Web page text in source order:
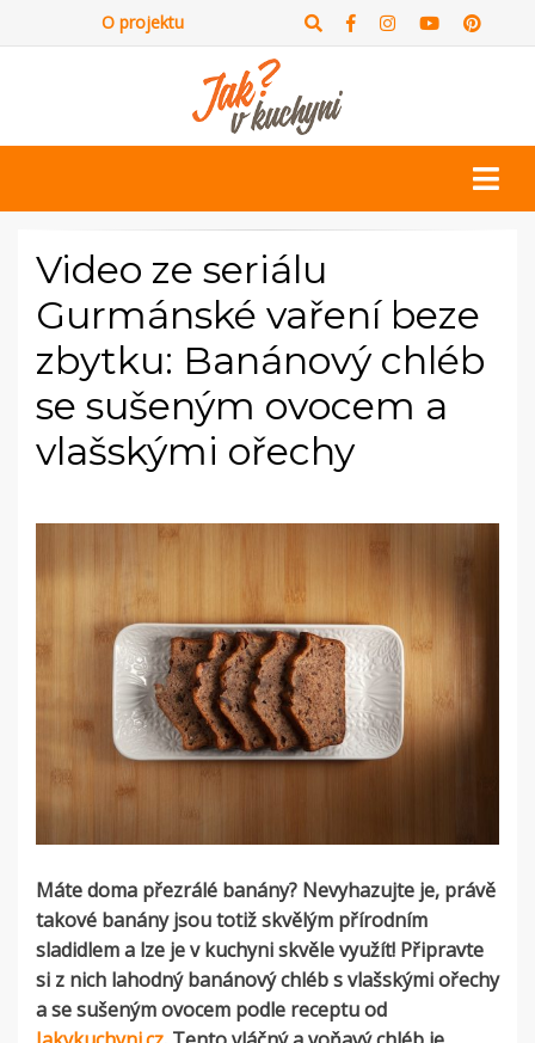
O projektu
Video ze seriálu
Gurmánské vaření beze
zbytku: Banánový chléb
se sušeným ovocem a
vlašskými ořechy
Máte doma přezrálé banány? Nevyhazujte je, právě
takové banány jsou totiž skvělým přírodním
sladidlem a lze je v kuchyni skvěle využít! Připravte
si z nich lahodný banánový chléb s vlašskými ořechy
a se sušeným ovocem podle receptu od